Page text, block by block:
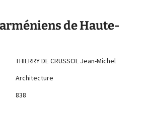
de Haute-
THIERRY DE CRUSSOL Jean-Michel
Architecture
838